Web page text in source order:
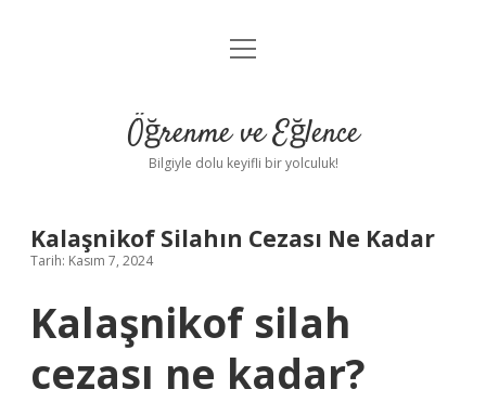
Anasayfa
Yasal Uyarı
menüyü
Öğrenme ve Eğlence
Bilgiyle dolu keyifli bir yolculuk!
Kalaşnikof Silahın Cezası Ne Kadar
Tarih: Kasım 7, 2024
Kalaşnikof silah
cezası ne kadar?